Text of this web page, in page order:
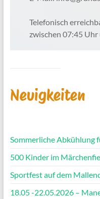
Telefonisch
zwischen 07:45
Neuigkeiten
Sommerliche Abkühlung
500 Kinder im
Sportfest auf dem
18.05 -22.05.2026 –